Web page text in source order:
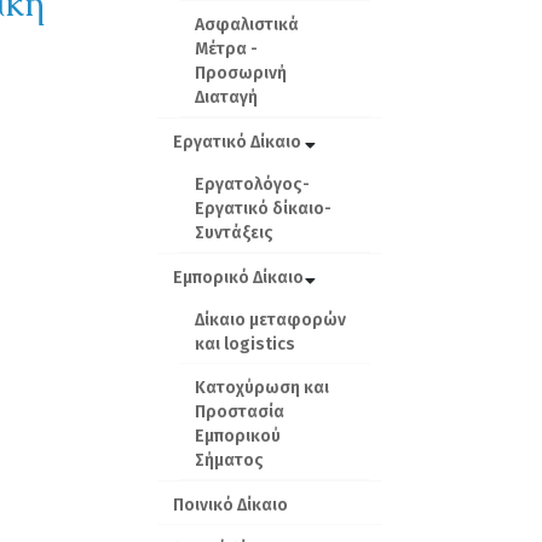
Ασφαλιστικά
Μέτρα -
Προσωρινή
Διαταγή
Εργατικό Δίκαιο
Εργατολόγος-
Εργατικό δίκαιο-
Συντάξεις
Εμπορικό Δίκαιο
Δίκαιο μεταφορών
και logistics
Κατοχύρωση και
Προστασία
Εμπορικού
Σήματος
Ποινικό Δίκαιο